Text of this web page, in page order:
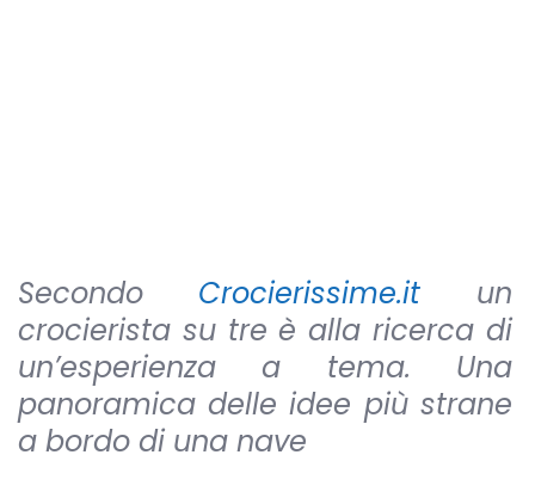
Secondo Crocierissime.it un
crocierista su tre è alla ricerca di
un’esperienza a tema. Una
panoramica delle idee più strane
a bordo di una nave